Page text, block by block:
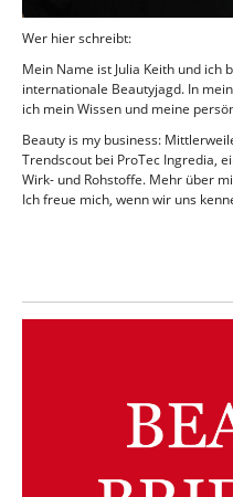
Wer hier schreibt:
Mein Name ist Julia Keith und ich
internationale Beautyjagd. In
ich mein Wissen und meine
Beauty is my business:
Trendscout bei ProTec Ingredia,
Wirk- und Rohstoffe. Mehr über
Ich freue mich, wenn wir uns